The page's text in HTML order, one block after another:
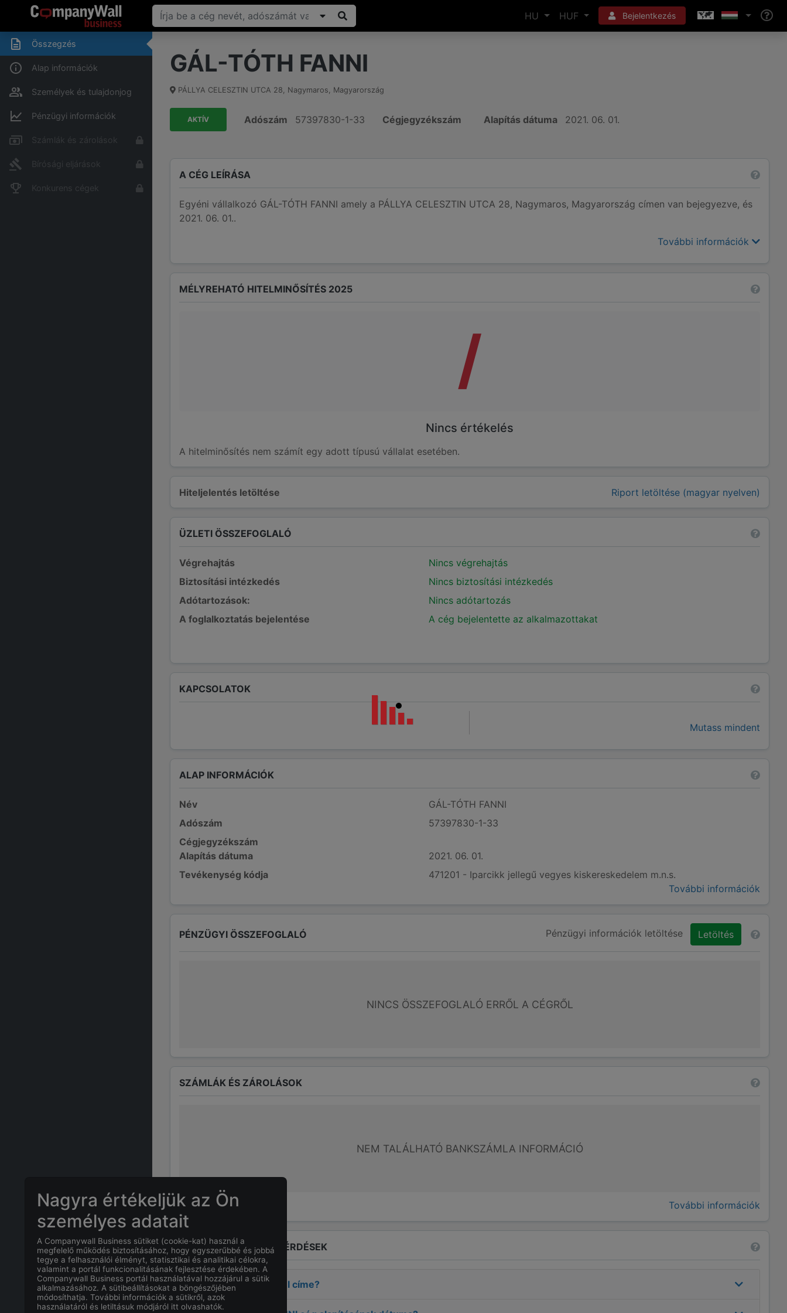
HU HUF Bejelentkezés
Összegzés
Alap információk
Személyek és tulajdonjog
Pénzügyi információk
Számlák és zárolások
Bírósági eljárások
Konkurens cégek
GÁL-TÓTH FANNI
PÁLLYA CELESZTIN UTCA 28, Nagymaros, Magyarország
AKTÍV Adószám 57397830-1-33 Cégjegyzékszám Alapítás dátuma 2021. 06. 01.
A CÉG LEÍRÁSA
Egyéni vállalkozó GÁL-TÓTH FANNI amely a PÁLLYA CELESZTIN UTCA 28, Nagymaros, Magyarország címen van bejegyezve, és
2021. 06. 01..
További információk
Hiteljelentés letöltése Riport letöltése (magyar nyelven)
MÉLYREHATÓ HITELMINŐSÍTÉS 2025
/
Nincs értékelés
A hitelminősítés nem számít egy adott típusú vállalat esetében.
ÜZLETI ÖSSZEFOGLALÓ
Végrehajtás
Nincs végrehajtás
Biztosítási intézkedés
Nincs biztosítási intézkedés
Adótartozások:
Nincs adótartozás
A foglalkoztatás bejelentése
A cég bejelentette az alkalmazottakat
KAPCSOLATOK
Mutass mindent
ALAP INFORMÁCIÓK
Név
GÁL-TÓTH FANNI
Adószám
57397830-1-33
Cégjegyzékszám
Alapítás dátuma
2021. 06. 01.
Tevékenység kódja
471201 - Iparcikk jellegű vegyes kiskereskedelem m.n.s.
További információk
PÉNZÜGYI ÖSSZEFOGLALÓ Pénzügyi információk letöltése Letöltés
NINCS ÖSSZEFOGLALÓ ERRŐL A CÉGRŐL
SZÁMLÁK ÉS ZÁROLÁSOK
NEM TALÁLHATÓ BANKSZÁMLA INFORMÁCIÓ
További információk
GYAKRAN ISMÉTELT KÉRDÉSEK
MiGÁL-TÓTH FANNI címe?
Nagyra értékeljük az Ön
személyes adatait
A Companywall Business sütiket (cookie-kat) használ a
megfelelő működés biztosításához, hogy egyszerűbbé és jobbá
tegye a felhasználói élményt, statisztikai és analitikai célokra,
valamint a portál funkcionalitásának fejlesztése érdekében. A
Companywall Business portál használatával hozzájárul a sütik
alkalmazásához. A sütibeállításokat a böngészőjében
módosíthatja. További információk a sütikről, azok
használatáról és letiltásuk módjáról itt olvashatók.